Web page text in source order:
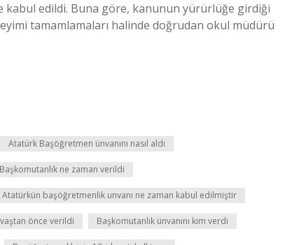
kabul edildi. Buna göre, kanunun yürürlüğe girdiği
tamamlamaları halinde doğrudan okul müdürü
Atatürk Başöğretmen ünvanını nasıl aldı
ne zaman verildi
Atatürkün başöğretmenlik unvanı ne zaman kabul edilmiştir
önce verildi Başkomutanlık ünvanını kim verdi